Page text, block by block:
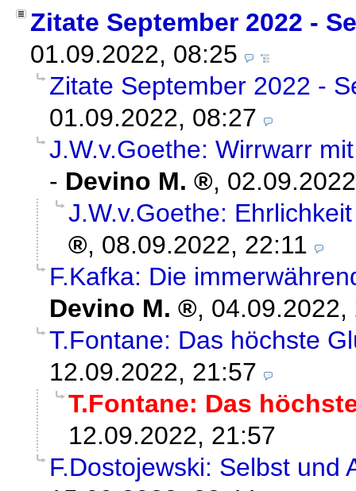
Zitate September 2022 -
01.09.2022, 08:25
Zitate September 2022 -
01.09.2022, 08:27
J.W.v.Goethe: Wirrwarr
- Devino M. ,
J.W.v.Goethe:
, 08.09.2022, 22:11
F.Kafka: Die
Devino M.
, 04.09.2022,
T.Fontane: Das höchste
12.09.2022, 21:57
T.Fontane: Das
12.09.2022, 21:57
F.Dostojewski: Selbst und